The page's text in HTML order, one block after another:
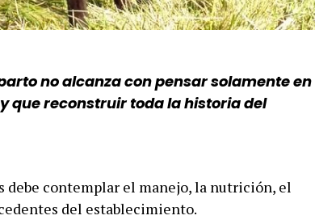
no alcanza con pensar solamente en
que reconstruir toda la historia del
debe contemplar el manejo, la nutrición, el
del establecimiento.